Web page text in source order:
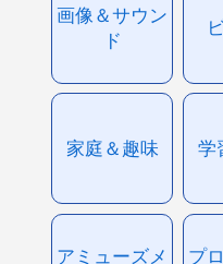
画像＆サウン
ド
家庭＆趣味 学
アミューズメ
プ